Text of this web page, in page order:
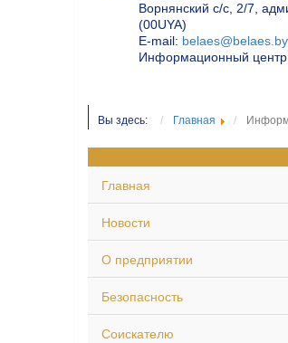
Ворнянский с/с, 2/7,
(00UYA)
Е-mail: belaes@belaes.by
Информационный
Вы здесь: Главная
Главная
Новости
О предприятии
Безопасность
Соискателю